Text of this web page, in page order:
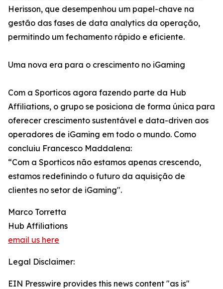
Herisson, que desempenhou um papel-chave na
gestão das fases de data analytics da operação,
permitindo um fechamento rápido e eficiente.
Uma nova era para o crescimento no iGaming
Com a Sporticos agora fazendo parte da Hub
Affiliations, o grupo se posiciona de forma única para
oferecer crescimento sustentável e data-driven aos
operadores de iGaming em todo o mundo. Como
concluiu Francesco Maddalena:
“Com a Sporticos não estamos apenas crescendo,
estamos redefinindo o futuro da aquisição de
clientes no setor de iGaming".
Marco Torretta
Hub Affiliations
email us here
Legal Disclaimer:
EIN Presswire provides this news content "as is"